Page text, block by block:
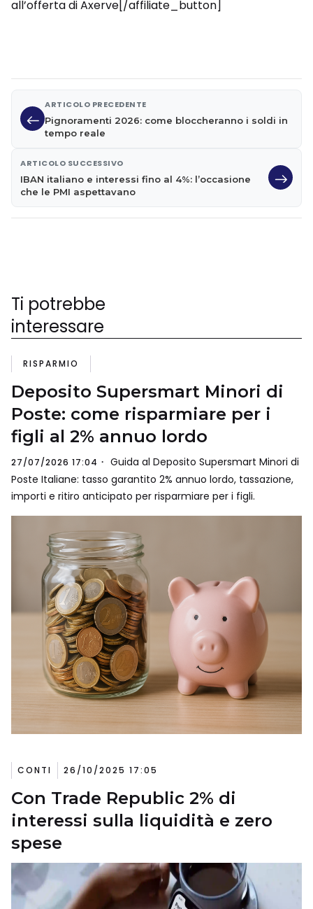
all’offerta di Axerve[/affiliate_button]
ARTICOLO PRECEDENTE
Pignoramenti 2026: come bloccheranno i soldi in
tempo reale
ARTICOLO SUCCESSIVO
IBAN italiano e interessi fino al 4%: l’occasione
che le PMI aspettavano
Ti potrebbe
interessare
RISPARMIO
Deposito Supersmart Minori di
Poste: come risparmiare per i
figli al 2% annuo lordo
27/07/2026 17:04
Guida al Deposito Supersmart Minori di
Poste Italiane: tasso garantito 2% annuo lordo, tassazione,
importi e ritiro anticipato per risparmiare per i figli.
CONTI 26/10/2025 17:05
Con Trade Republic 2% di
interessi sulla liquidità e zero
spese